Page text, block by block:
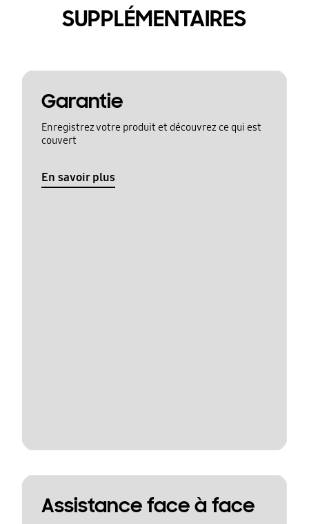
SUPPLÉMENTAIRES
Garantie
Enregistrez votre produit et découvrez ce qui est
couvert
En savoir plus
Assistance face à face